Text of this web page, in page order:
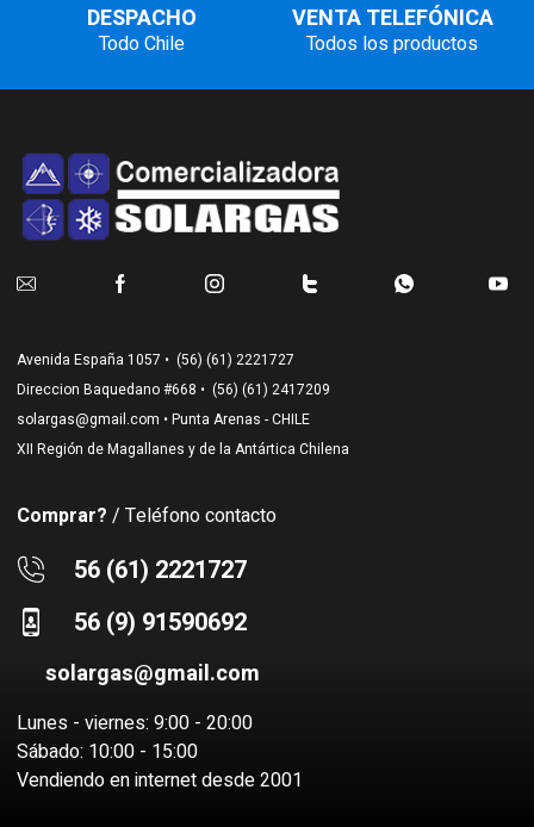
DESPACHO
Todo Chile
VENTA TELEFÓNICA
Todos los productos
Avenida España 1057 • (56) (61) 2221727
Direccion Baquedano #668 • (56) (61) 2417209
solargas@gmail.com • Punta Arenas - CHILE
XII Región de Magallanes y de la Antártica Chilena
Comprar? / Teléfono contacto
56 (61) 2221727
56 (9) 91590692
solargas@gmail.com
Lunes - viernes: 9:00 - 20:00
Sábado: 10:00 - 15:00
Vendiendo en internet desde 2001